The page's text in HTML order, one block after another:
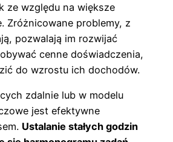
ze względu na większe
Zróżnicowane problemy, z
pozwalają im rozwijać
cenne doświadczenia,
do wzrostu ich dochodów.
zdalnie lub w modelu
jest efektywne
Ustalanie stałych godzin